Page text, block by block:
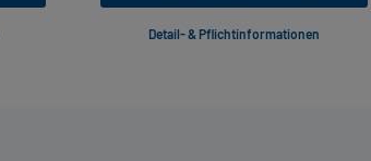
Detail- & Pflichtinformationen